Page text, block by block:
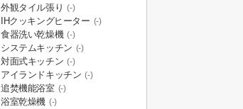
外観タイル張り (-)
IHクッキングヒーター (-)
食器洗い乾燥機 (-)
システムキッチン (-)
対面式キッチン (-)
アイランドキッチン (-)
追焚機能浴室 (-)
浴室乾燥機 (-)